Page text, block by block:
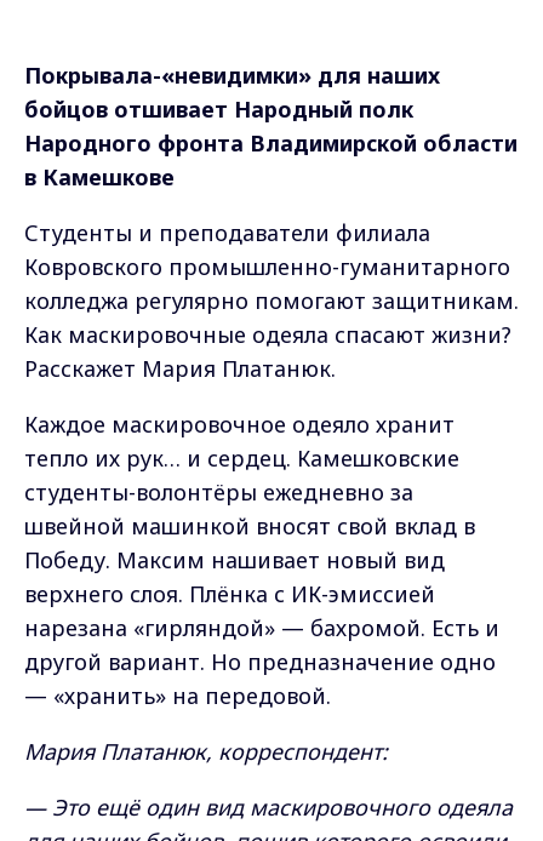
Покрывала-«невидимки» для наших
бойцов отшивает Народный полк
Народного фронта Владимирской области
в Камешкове
Студенты и преподаватели филиала
Ковровского промышленно-гуманитарного
колледжа регулярно помогают защитникам.
Как маскировочные одеяла спасают жизни?
Расскажет Мария Платанюк.
Каждое маскировочное одеяло хранит
тепло их рук… и сердец. Камешковские
студенты-волонтёры ежедневно за
швейной машинкой вносят свой вклад в
Победу. Максим нашивает новый вид
верхнего слоя. Плёнка с ИК-эмиссией
нарезана «гирляндой» — бахромой. Есть и
другой вариант. Но предназначение одно
— «хранить» на передовой.
Мария Платанюк, корреспондент:
— Это ещё один вид маскировочного одеяла